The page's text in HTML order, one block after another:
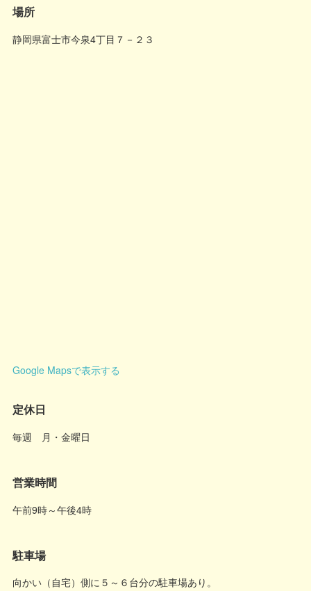
場所
静岡県富士市今泉4丁目７－２３
Google Mapsで表示する
定休日
毎週 月・金曜日
営業時間
午前9時～午後4時
駐車場
向かい（自宅）側に５～６台分の駐車場あり。